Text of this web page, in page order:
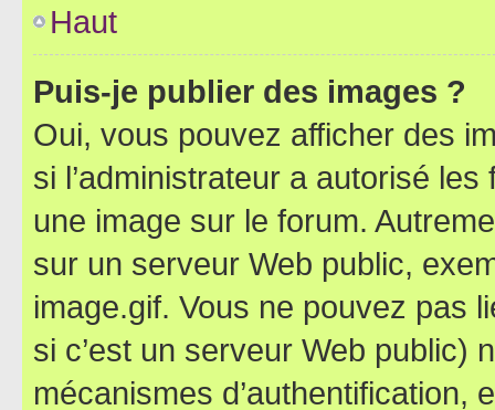
Haut
Puis-je publier des images ?
Oui, vous pouvez afficher des
si l’administrateur a autorisé
une image sur le forum.
sur un serveur Web public,
image.gif. Vous ne pouvez pas
si c’est un serveur Web public)
mécanismes d’authentification,